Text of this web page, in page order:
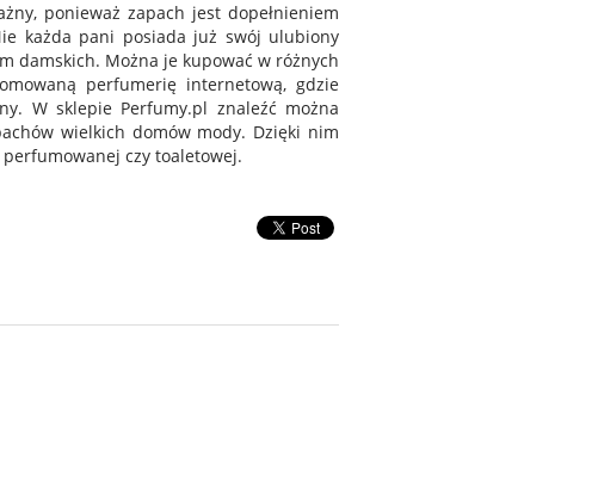
ponieważ zapach jest dopełnieniem
każda pani posiada już swój ulubiony
damskich. Można je kupować w różnych
perfumerię internetową, gdzie
W sklepie Perfumy.pl znaleźć można
wielkich domów mody. Dzięki nim
czy toaletowej.